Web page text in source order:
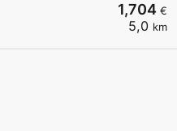
1,704 €
5,0 km